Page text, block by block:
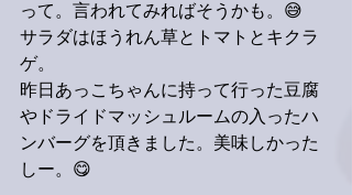
って。言われてみればそうかも。😅
サラダはほうれん草とトマトとキクラ
ゲ。
昨日あっこちゃんに持って行った豆腐
やドライドマッシュルームの入ったハ
ンバーグを頂きました。美味しかった
しー。😋